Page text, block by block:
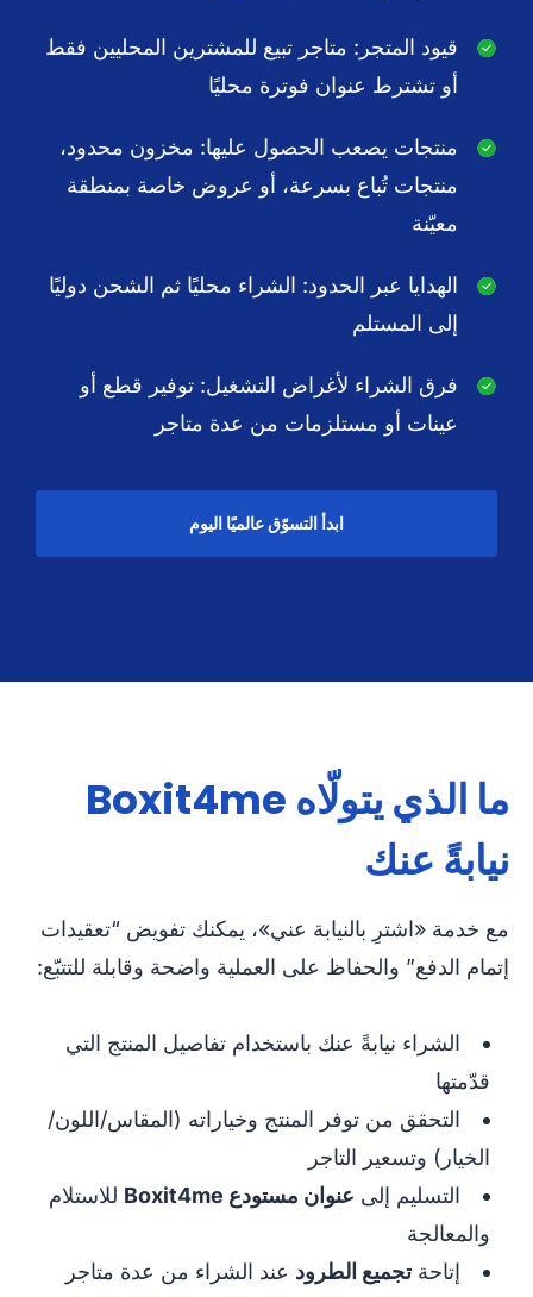
قيود المتجر: متاجر تبيع للمشترين المحليين فقط
أو تشترط عنوان فوترة محليًا
منتجات يصعب الحصول عليها: مخزون محدود،
منتجات تُباع بسرعة، أو عروض خاصة بمنطقة
معيّنة
الهدايا عبر الحدود: الشراء محليًا ثم الشحن دوليًا
إلى المستلم
فرق الشراء لأغراض التشغيل: توفير قطع أو
عينات أو مستلزمات من عدة متاجر
ابدأ التسوّق عالميًا اليوم
ما الذي يتولّاه Boxit4me
نيابةً عنك
مع خدمة «اشترِ بالنيابة عني»، يمكنك تفويض “تعقيدات
إتمام الدفع” والحفاظ على العملية واضحة وقابلة للتتبّع:
الشراء نيابةً عنك باستخدام تفاصيل المنتج التي
قدّمتها
التحقق من توفر المنتج وخياراته (المقاس/اللون/
الخيار) وتسعير التاجر
التسليم إلى عنوان مستودع Boxit4me
للاستلام
والمعالجة
إتاحةتجميع الطرود عند الشراء من عدة متاجر